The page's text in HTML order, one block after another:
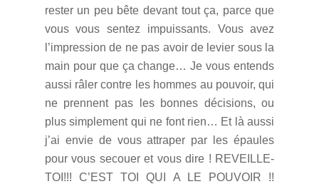
rester un peu bête devant tout ça, parce que
vous vous sentez impuissants. Vous avez
l’impression de ne pas avoir de levier sous la
main pour que ça change… Je vous entends
aussi râler contre les hommes au pouvoir, qui
ne prennent pas les bonnes décisions, ou
plus simplement qui ne font rien… Et là aussi
j’ai envie de vous attraper par les épaules
pour vous secouer et vous dire ! REVEILLE-
TOI!!! C’EST TOI QUI A LE POUVOIR !!